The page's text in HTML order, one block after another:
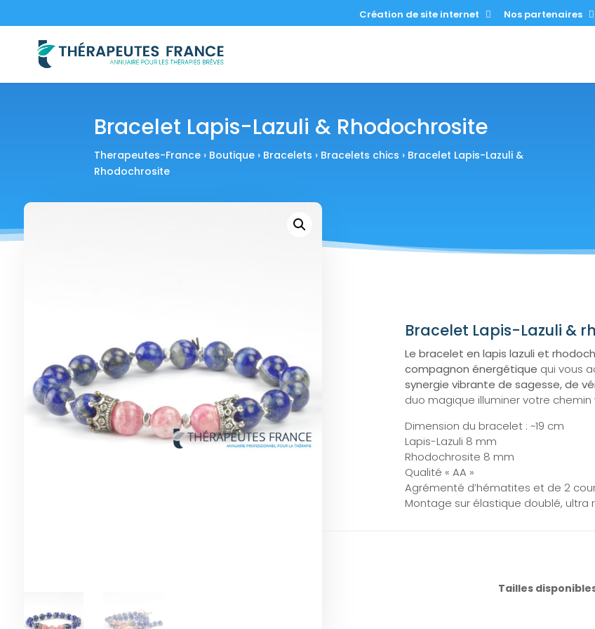
Création de site internet Nos partenaires
Bracelet Lapis-Lazuli & Rhodochrosite
Therapeutes-France › Boutique › Bracelets › Bracelets chics › Bracelet Lapis-Lazuli &
Rhodochrosite
Bracelet Lapis-Lazuli &
Le bracelet en lapis lazuli et
compagnon énergétique qui vous
synergie vibrante de sagesse, de
duo magique illuminer votre
Dimension du bracelet : ~19 cm
Lapis-Lazuli 8 mm
Rhodochrosite 8 mm
Qualité « AA »
Agrémenté d’hématites et de 2
Montage sur élastique doublé, ultra
Tailles